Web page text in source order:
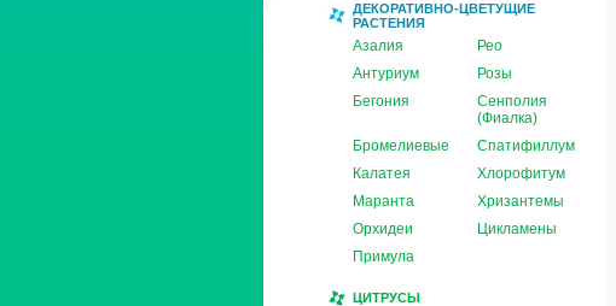
ДЕКОРАТИВНО-ЦВЕТУЩИЕ
РАСТЕНИЯ
Азалия
Рео
Антуриум
Розы
Бегония
Сенполия
(Фиалка)
Бромелиевые
Спатифиллум
Калатея
Хлорофитум
Маранта
Хризантемы
Орхидеи
Цикламены
Примула
ЦИТРУСЫ